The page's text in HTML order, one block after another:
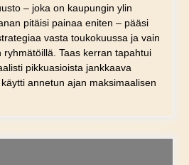
– joka on kaupungin ylin
pitäisi painaa eniten – pääsi
vasta toukokuussa ja vain
ryhmätöillä. Taas kerran tapahtui
pikkuasioista jankkaava
annetun ajan maksimaalisen